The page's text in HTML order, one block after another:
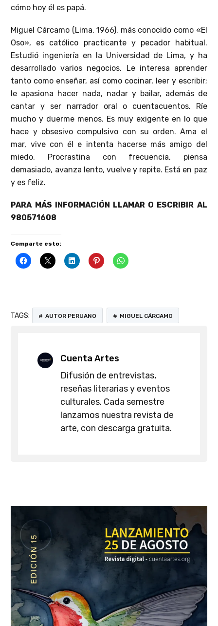
cómo hoy él es papá.
Miguel Cárcamo (Lima, 1966), más conocido como «El
Oso», es católico practicante y pecador habitual.
Estudió ingeniería en la Universidad de Lima, y ha
desarrollado varios negocios. Le interesa aprender
tanto como enseñar, así como cocinar, leer y escribir;
le apasiona hacer nada, nadar y bailar, además de
cantar y ser narrador oral o cuentacuentos. Ríe
mucho y duerme menos. Es muy exigente en lo que
hace y obsesivo compulsivo con su orden. Ama el
mar, vive con él e intenta hacerse más amigo del
miedo. Procrastina con frecuencia, piensa
demasiado, avanza lento, vuelve y repite. Está en paz
y es feliz.
PARA MÁS INFORMACIÓN LLAMAR O ESCRIBIR AL
980571608
Comparte esto:
TAGS: AUTOR PERUANO MIGUEL CÁRCAMO
Cuenta Artes
Difusión de entrevistas,
reseñas literarias y eventos
culturales. Cada semestre
lanzamos nuestra revista de
arte, con descarga gratuita.